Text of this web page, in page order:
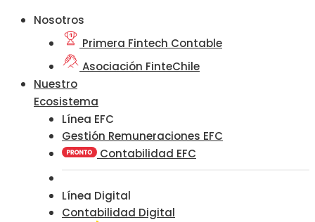
Nosotros
Primera Fintech Contable
Asociación FinteChile
Nuestro
Ecosistema
Línea EFC
Gestión Remuneraciones EFC
Contabilidad EFC
Línea Digital
Contabilidad Digital